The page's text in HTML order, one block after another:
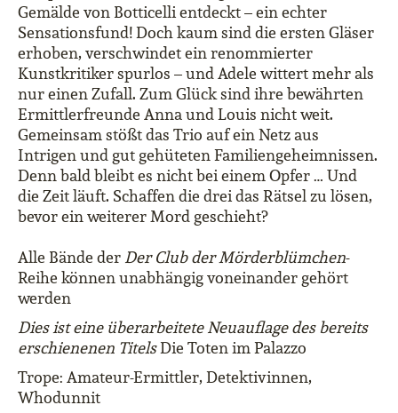
Gemälde von Botticelli entdeckt – ein echter
Sensationsfund! Doch kaum sind die ersten Gläser
erhoben, verschwindet ein renommierter
Kunstkritiker spurlos – und Adele wittert mehr als
nur einen Zufall. Zum Glück sind ihre bewährten
Ermittlerfreunde Anna und Louis nicht weit.
Gemeinsam stößt das Trio auf ein Netz aus
Intrigen und gut gehüteten Familiengeheimnissen.
Denn bald bleibt es nicht bei einem Opfer … Und
die Zeit läuft. Schaffen die drei das Rätsel zu lösen,
bevor ein weiterer Mord geschieht?
Alle Bände der Der Club der Mörderblümchen-
Reihe können unabhängig voneinander gehört
werden
Dies ist eine überarbeitete Neuauflage des bereits
erschienenen TitelsDie Toten im Palazzo
Trope: Amateur-Ermittler, Detektivinnen,
Whodunnit